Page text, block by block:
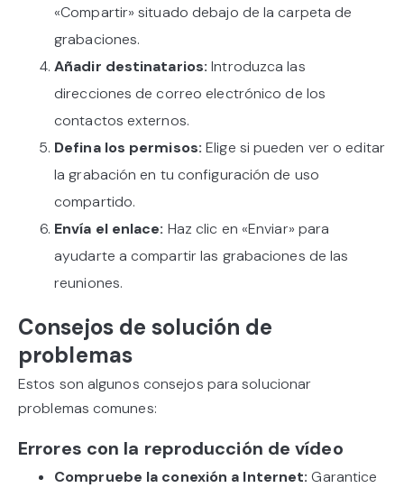
«Compartir» situado debajo de la carpeta de
grabaciones.
Añadir destinatarios: Introduzca las
direcciones de correo electrónico de los
contactos externos.
Defina los permisos: Elige si pueden ver o editar
la grabación en tu configuración de uso
compartido.
Envía el enlace: Haz clic en «Enviar» para
ayudarte a compartir las grabaciones de las
reuniones.
Consejos de solución de
problemas
Estos son algunos consejos para solucionar
problemas comunes:
Errores con la reproducción de vídeo
Compruebe la conexión a Internet: Garantice